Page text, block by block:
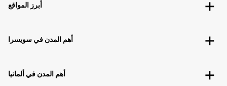
أبرز المواقع
أهم المدن في سويسرا
أهم المدن في ألمانيا